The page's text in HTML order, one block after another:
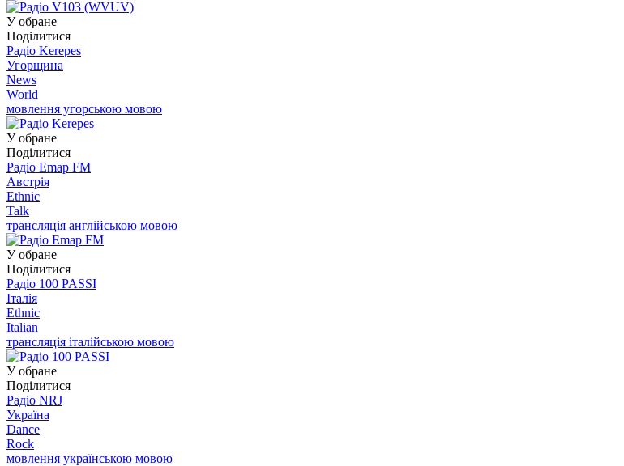
У обране
Поділитися
Радіо Kerepes
Угорщина
News
World
мовлення угорською мовою
У обране
Поділитися
Радіо Emap FM
Австрія
Ethnic
Talk
трансляція англійською мовою
У обране
Поділитися
Радіо 100 PASSI
Італія
Ethnic
Italian
трансляція італійською мовою
У обране
Поділитися
Радіо NRJ
Україна
Dance
Rock
мовлення українською мовою